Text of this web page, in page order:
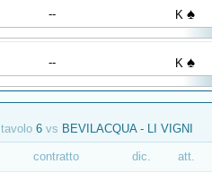
-- K ♠
-- K ♠
tavolo 6 vs BEVILACQUA - LI VIGNI
contratto dic. att.